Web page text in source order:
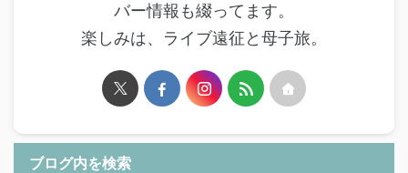
バー情報も綴ってます。
楽しみは、ライブ遠征と母子旅。
ブログ内を検索